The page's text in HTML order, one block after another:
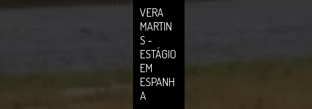
VERA
MARTIN
S -
ESTÁGIO
EM
ESPANH
A